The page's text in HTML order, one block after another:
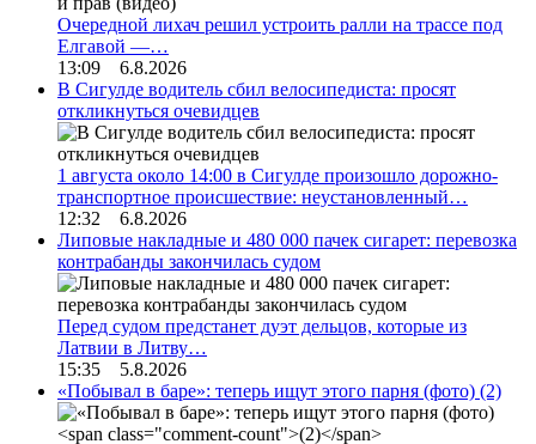
Очередной лихач решил устроить ралли на трассе под
Елгавой —…
13:09 6.8.2026
В Сигулде водитель сбил велосипедиста: просят
откликнуться очевидцев
1 августа около 14:00 в Сигулде произошло дорожно-
транспортное происшествие: неустановленный…
12:32 6.8.2026
Липовые накладные и 480 000 пачек сигарет: перевозка
контрабанды закончилась судом
Перед судом предстанет дуэт дельцов, которые из
Латвии в Литву…
15:35 5.8.2026
«Побывал в баре»: теперь ищут этого парня (фото) (2)